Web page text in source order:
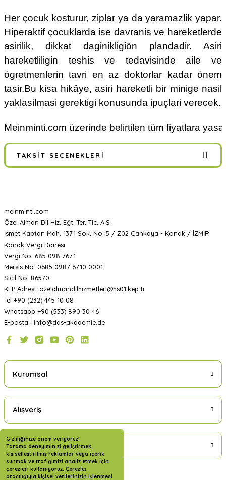
Gizliliğinize önem veriyoruz!
Tarama deneyiminizi geliştirmek,
kişiselleştirilmiş reklamlar veya içerik
sunmak ve trafiğimizi analiz etmek için
çerezleri kullanıyoruz. Çerezler
aracılığıyla kişisel verilerinizin işlenmesi
Her çocuk kosturur, ziplar ya da yaramazlik yapar.
Hiperaktif çocuklarda ise davranis ve hareketlerde
asirilik, dikkat daginikligiön plandadir. Asiri
hareketliligin teshis ve tedavisinde aile ve
ögretmenlerin tavri en az doktorlar kadar önem
tasir.Bu kisa hikâye, asiri hareketli bir minige nasil
yaklasilmasi gerektigi konusunda ipuçlari verecek.
Meinminti.com üzerinde belirtilen tüm fiyatlara
TAKSIT SEÇENEKLERI
meinminti.com
Özel Alman Dil Hiz. Eğt. Ter. Tic. A.Ş.
İsmet Kaptan Mah. 1371 Sok. No: 5 / Z02 Çankaya - Konak / İZMİR
Konak Vergi Dairesi
Vergi No: 685 098 7671
Mersis No: 0685 0987 6710 0001
Sicil No: 86570
KEP Adresi: ozelalmandilhizmetleri@hs01.kep.tr
Tel +90 (232) 445 10 08
Whatsapp +90 (533) 890 30 46
E-posta : info@das-akademie.de
Kurumsal
Alışveriş
Üyelik